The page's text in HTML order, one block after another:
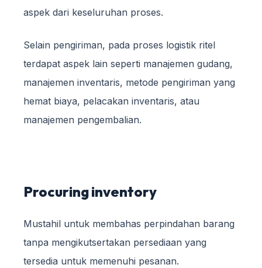
aspek dari keseluruhan proses.
Selain pengiriman, pada proses logistik ritel
terdapat aspek lain seperti manajemen gudang,
manajemen inventaris, metode pengiriman yang
hemat biaya, pelacakan inventaris, atau
manajemen pengembalian.
Procuring inventory
Mustahil untuk membahas perpindahan barang
tanpa mengikutsertakan persediaan yang
tersedia untuk memenuhi pesanan.